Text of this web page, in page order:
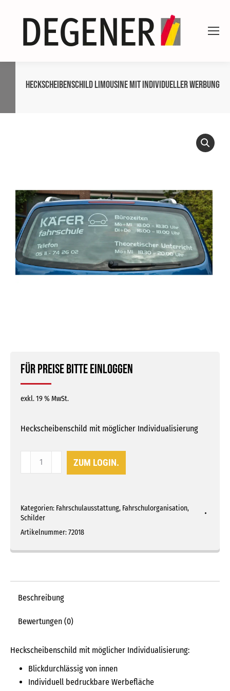
Heckscheibenschild Limousine mit individueller Werbung
Für Preise bitte einloggen
exkl. 19 % MwSt.
Heckscheibenschild mit möglicher Individualisierung
Heckscheibenschild
Werbung
Menge
ZUM LOGIN.
Kategorien: Fahrschulausstattung, Fahrschulorganisation,
Schilder
Artikelnummer:72018
Beschreibung
Bewertungen (0)
Heckscheibenschild mit möglicher Individualisierung:
Blickdurchlässig von innen
Individuell bedruckbare Werbefläche